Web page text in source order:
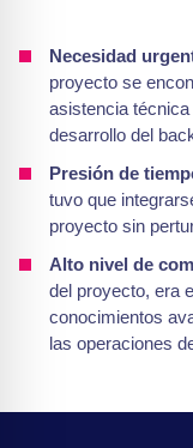
Necesidad
proyecto se
asistencia
desarrollo del
Presión de
tuvo que
proyecto sin
Alto nivel de
del proyecto, era
conocimientos
las operaciones